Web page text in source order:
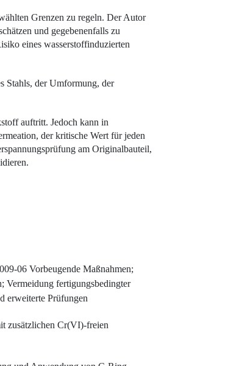
Grenzen zu regeln. Der Autor
und gegebenenfalls zu
eines wasserstoffinduzierten
Stahls, der Umformung, der
auftritt. Jedoch kann in
der kritische Wert für jeden
am Originalbauteil,
06 Vorbeugende Maßnahmen;
Vermeidung fertigungsbedingter
erweiterte Prüfungen
zusätzlichen Cr(VI)-freien